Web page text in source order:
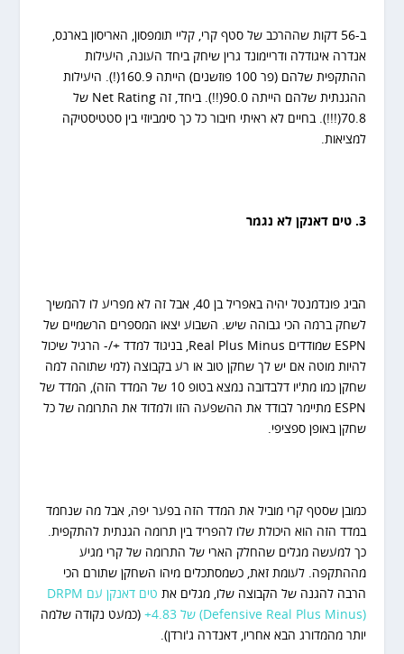
ב-56 דקות שההרכב של סטף קרי, קליי תומפסון, האריסון בארנס,
אנדרה איגודלה ודריימונד גרין שיחק ביחד העונה, היעילות
ההתקפית שלהם (פר 100 פוזשנים) הייתה 160.9(!). היעילות
ההגנתית שלהם הייתה 90.0(!!). ביחד, זה Net Rating של
70.8(!!!). בחיים לא ראיתי חיבור כל כך סימביוזי בין סטטיסטיקה
למציאות.
3. טים דאנקן לא נגמר
הביג פונדמנטל יהיה באפריל בן 40, אבל זה לא מפריע לו להמשיך
לשחק ברמה הכי גבוהה שיש. השבוע יצאו המספרים הרשמיים של
ESPN שמודדים Real Plus Minus, בניגוד למדד +/- הרגיל שיכול
להיות מוטה אם יש לך שחקן טוב או רע בקבוצה (למי שתוהה למה
שחקן כמו מת'יו דלבדובה נמצא בטופ 10 של המדד הזה), המדד של
ESPN מתיימר לבודד את ההשפעה הזו ולמדוד את התרומה של כל
שחקן באופן ספציפי.
כמובן שסטף קרי מוביל את המדד הזה בפער יפה, אבל מה שנחמד
במדד הזה הוא היכולת שלו להפריד בין תרומה הגנתית להתקפית.
כך למעשה מגלים שהחלק הארי של התרומה של קרי מגיע
מההתקפה. לעומת זאת, כשמסתכלים מיהו השחקן שתורם הכי
הרבה להגנה של הקבוצה שלו, מגלים את
טים דאנקן עם DRPM
(Defensive Real Plus Minus) של 4.83+
(כמעט נקודה שלמה
יותר מהמדורג הבא אחריו, דאנדרה ג'ורדן).